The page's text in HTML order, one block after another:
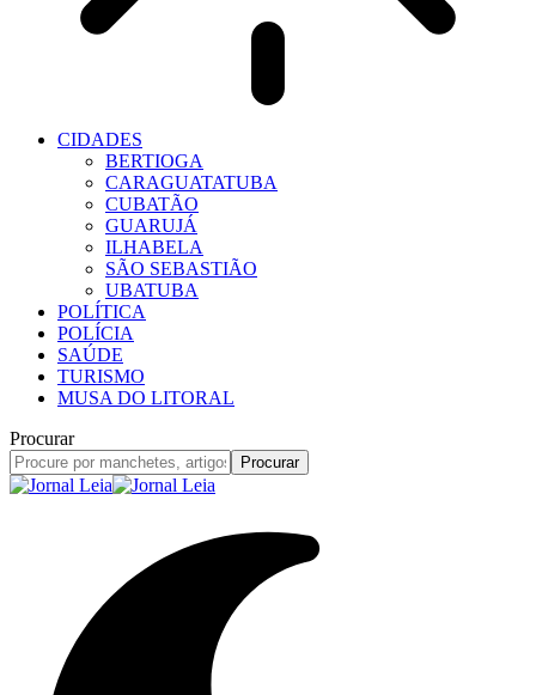
CIDADES
BERTIOGA
CARAGUATATUBA
CUBATÃO
GUARUJÁ
ILHABELA
SÃO SEBASTIÃO
UBATUBA
POLÍTICA
POLÍCIA
SAÚDE
TURISMO
MUSA DO LITORAL
Procurar